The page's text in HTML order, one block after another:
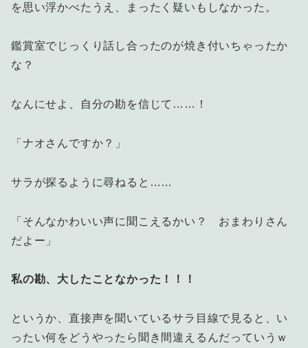
を思い浮かべたうえ、まったく疑いもしなかった。
鑑賞室でじっくり話し合ったのが焼き付いちゃったか
な？
なんにせよ、自分の勘を信じて……！
「ナオさんですか？」
サラが探るように尋ねると……
「そんなかわいい声に聞こえるかい？ おまわりさん
だよー」
私の勘、大したことなかった！！！
というか、直接声を聞いているサラ目線で見ると、い
ったい何をどうやったら聞き間違えるんだっていうｗ